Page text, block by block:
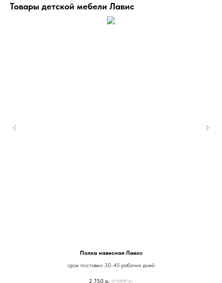
Товары детской мебели Лавис
Полка навесная Лавис
срок поставки 30-45 рабочих дней
2 750 р. 2 600 р.